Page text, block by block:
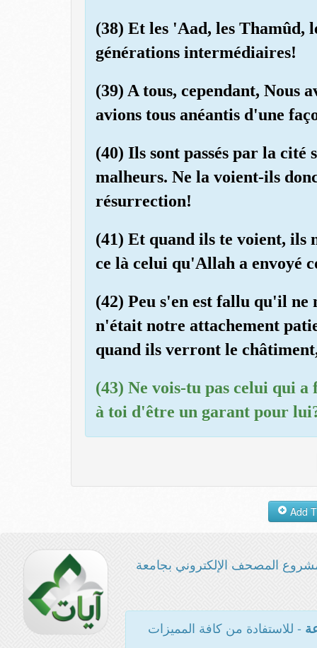
(38) Et les 'Aad, les Thamûd,
générations intermédiaires!
(39) A tous, cependant, Nous
avions tous anéantis d'une
(40) Ils sont passés par la cité
malheurs. Ne la voient-ils
résurrection!
(41) Et quand ils te voient,
ce là celui qu'Allah a envoyé
(42) Peu s'en est fallu qu'il ne
n'était notre attachement
quand ils verront le
(43) Ne vois-tu pas celui qui a
à toi d'être un garant pour
المصحف الإلكتروني بجامعة
- للاستفادة من كافة المميزات